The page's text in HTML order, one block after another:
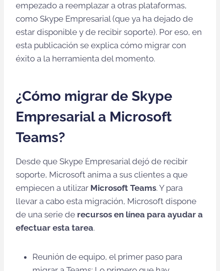
empezado a reemplazar a otras plataformas,
como Skype Empresarial (que ya ha dejado de
estar disponible y de recibir soporte). Por eso, en
esta publicación se explica cómo migrar con
éxito a la herramienta del momento.
¿Cómo migrar de Skype
Empresarial a Microsoft
Teams?
Desde que Skype Empresarial dejó de recibir
soporte, Microsoft anima a sus clientes a que
empiecen a utilizar Microsoft Teams. Y para
llevar a cabo esta migración, Microsoft dispone
de una serie de recursos en línea para ayudar a
efectuar esta tarea.
Reunión de equipo, el primer paso para